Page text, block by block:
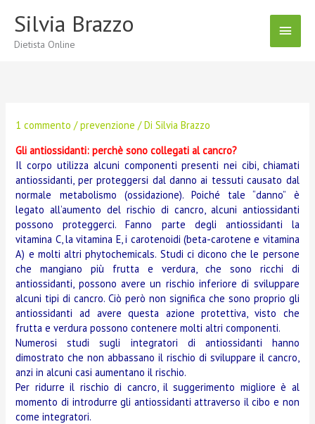
contenuto
Silvia Brazzo
Dietista Online
Menu
1 commento /prevenzione / DiSilvia Brazzo
Gli antiossidanti: perchè sono collegati al cancro?
Il corpo utilizza alcuni componenti presenti nei cibi, chiamati
antiossidanti, per proteggersi dal danno ai tessuti causato dal
normale metabolismo (ossidazione). Poiché tale “danno” è
legato all’aumento del rischio di cancro, alcuni antiossidanti
possono proteggerci. Fanno parte degli antiossidanti la
vitamina C, la vitamina E, i carotenoidi (beta-carotene e vitamina
A) e molti altri phytochemicals. Studi ci dicono che le persone
che mangiano più frutta e verdura, che sono ricchi di
antiossidanti, possono avere un rischio inferiore di sviluppare
alcuni tipi di cancro. Ciò però non significa che sono proprio gli
antiossidanti ad avere questa azione protettiva, visto che
frutta e verdura possono contenere molti altri componenti.
Numerosi studi sugli integratori di antiossidanti hanno
dimostrato che non abbassano il rischio di sviluppare il cancro,
anzi in alcuni casi aumentano il rischio.
Per ridurre il rischio di cancro, il suggerimento migliore è al
momento di introdurre gli antiossidanti attraverso il cibo e non
come integratori.